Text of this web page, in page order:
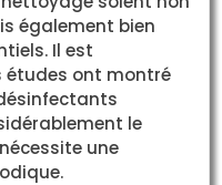
également bien
Il est
études ont montré
le
une